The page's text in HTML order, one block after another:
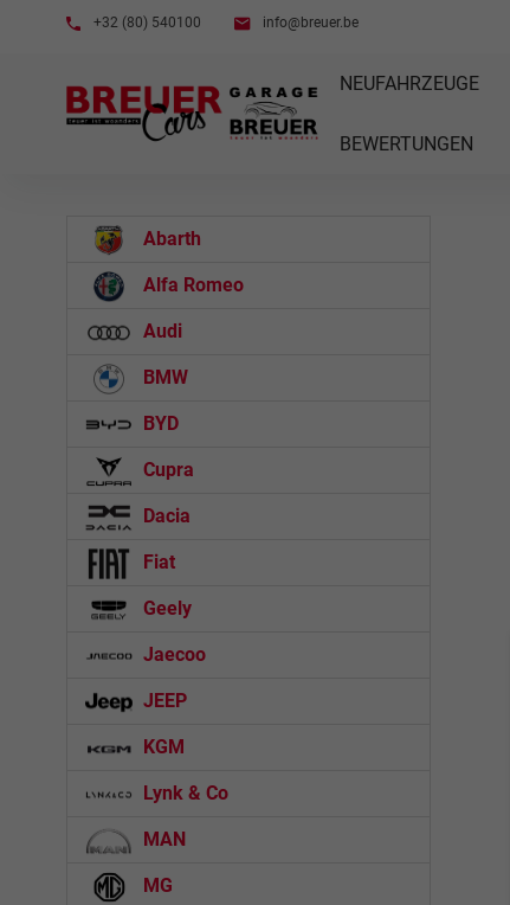
+32 (80) 540100 info@breuer.be
NEUFAHRZEUGE
BEWERTUNGEN
Abarth
Alfa Romeo
Audi
BMW
BYD
Cupra
Dacia
Fiat
Geely
Jaecoo
JEEP
KGM
Lynk & Co
MAN
MG